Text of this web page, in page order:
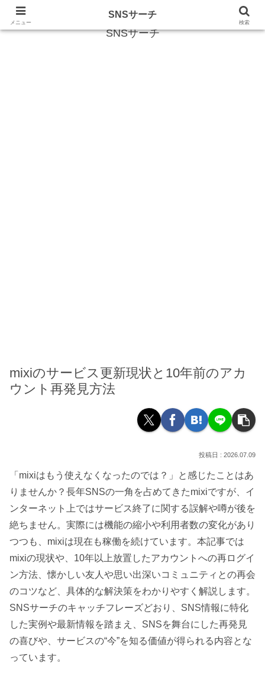
SNSサーチ
mixiのサービス更新現状と10年前のアカ
ウント再発見方法
2026.07.09
「mixiはもう使えなくなったのでは？」と感じたことはあ
りませんか？長年SNSの一角を占めてきたmixiですが、イ
ンターネット上ではサービス終了に関する誤解や噂が後を
絶ちません。実際には機能の縮小や利用者数の変化があり
つつも、mixiは現在も稼働を続けています。本記事では
mixiの現状や、10年以上放置したアカウントへの再ログイ
ン方法、懐かしい友人や思い出深いコミュニティとの再会
のコツなど、具体的な解決策をわかりやすく解説します。
SNSサーチのキャッチフレーズどおり、SNS情報に特化
した実例や最新情報を踏まえ、SNSを舞台にした再発見
の喜びや、サービスの“今”を知る価値が得られる内容とな
っています。
メニュー
SNSサーチ
検索